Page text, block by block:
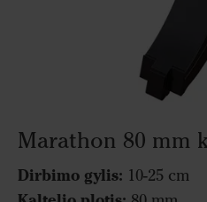
Marathon 80 mm
Dirbimo gylis: 10-25 cm